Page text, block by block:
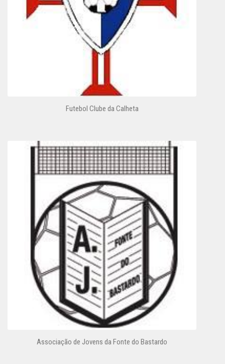
Futebol Clube da Calheta
Associação de Jovens da Fonte do Bastardo